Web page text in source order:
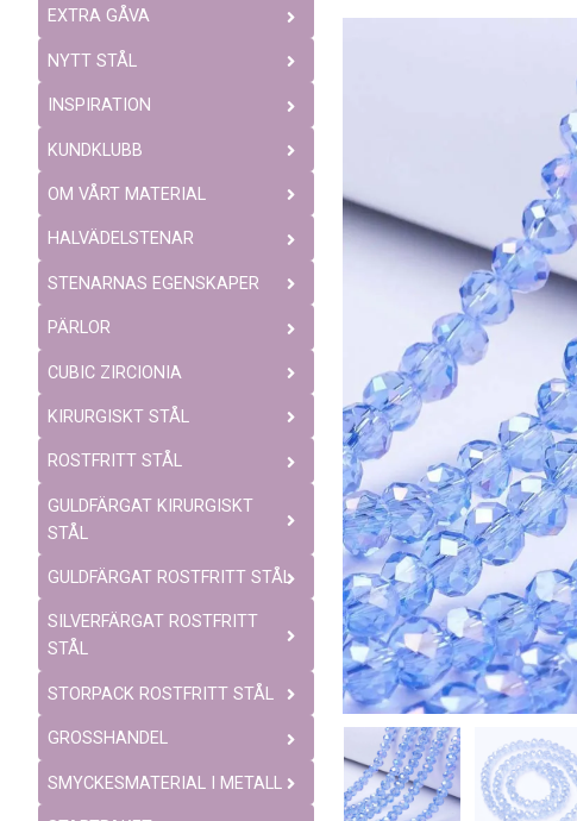
EXTRA GÅVA
NYTT STÅL
INSPIRATION
KUNDKLUBB
OM VÅRT MATERIAL
HALVÄDELSTENAR
STENARNAS EGENSKAPER
PÄRLOR
CUBIC ZIRCIONIA
KIRURGISKT STÅL
ROSTFRITT STÅL
GULDFÄRGAT KIRURGISKT
STÅL
GULDFÄRGAT ROSTFRITT STÅL
SILVERFÄRGAT ROSTFRITT
STÅL
STORPACK ROSTFRITT STÅL
GROSSHANDEL
SMYCKESMATERIAL I METALL